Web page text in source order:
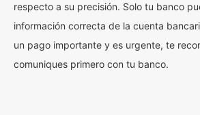
respecto a su precisión. Solo tu banco
información correcta de la cuenta
un pago importante y es urgente, te
comuniques primero con tu banco.